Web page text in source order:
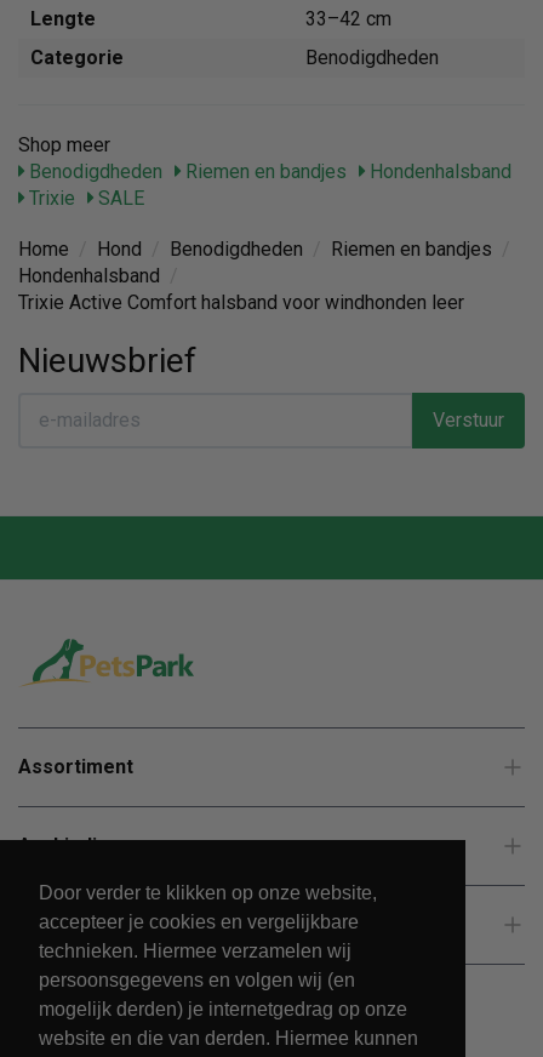
Door verder te klikken op onze website,
accepteer je cookies en vergelijkbare
technieken. Hiermee verzamelen wij
persoonsgegevens en volgen wij (en
mogelijk derden) je internetgedrag op onze
website en die van derden. Hiermee kunnen
Lengte
33–42 cm
Categorie
Benodigdheden
Shop meer
Benodigdheden
Riemen en bandjes
Hondenhalsband
Trixie
SALE
Home Hond Benodigdheden Riemen en bandjes
Hondenhalsband
Trixie Active Comfort halsband voor windhonden leer
Nieuwsbrief
Verstuur
Assortiment
Aanbiedingen
Klantenservice